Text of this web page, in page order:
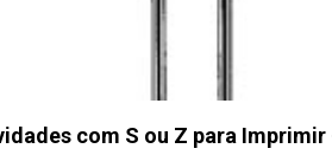
com S ou Z para